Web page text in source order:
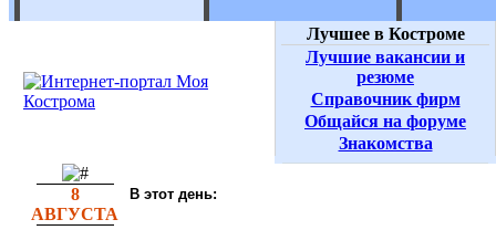
Лучшее в Костроме
Лучшие вакансии и
резюме
Справочник фирм
Общайся на форуме
Знакомства
8
АВГУСТА
В этот день: